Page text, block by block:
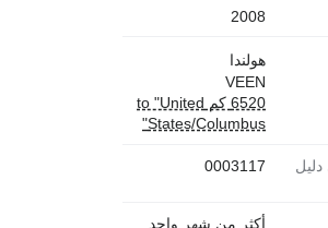
2008
هولندا
VEEN
6520 كم to "United
States/Columbus"
0003117
أكثر من شهر واحد